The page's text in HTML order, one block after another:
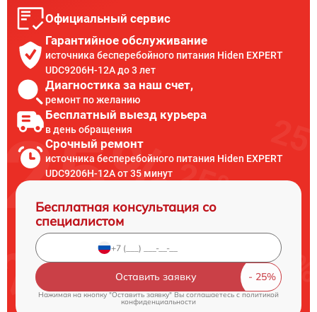
Официальный сервис
Гарантийное обслуживание
источника бесперебойного питания Hiden EXPERT
UDC9206H-12A до 3 лет
Диагностика за наш счет,
ремонт по желанию
Бесплатный выезд курьера
в день обращения
Срочный ремонт
источника бесперебойного питания Hiden EXPERT
UDC9206H-12A от 35 минут
Бесплатная консультация со
специалистом
Оставить заявку
Нажимая на кнопку "Оставить заявку" Вы соглашаетесь c политикой
конфиденциальности